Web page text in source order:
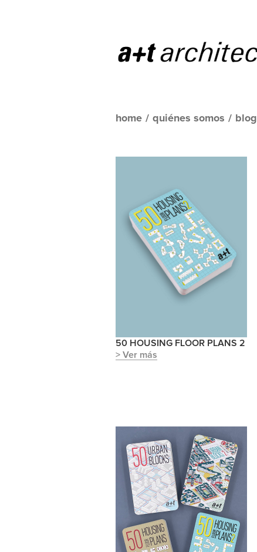
home / quiénes somos / blog
50 HOUSING FLOOR PLANS 2
> Ver más